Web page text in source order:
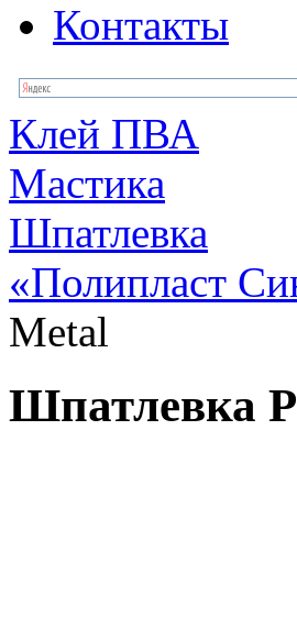
Контакты
Клей ПВА
Мастика
Шпатлевка
«Полипласт
Metal
Шпатлевка